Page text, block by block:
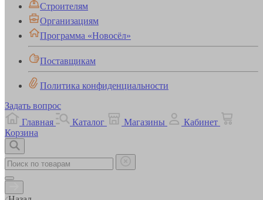
Строителям
Организациям
Программа «Новосёл»
Поставщикам
Политика конфиденциальности
Задать вопрос
Главная
Каталог Магазины
Кабинет
Корзина